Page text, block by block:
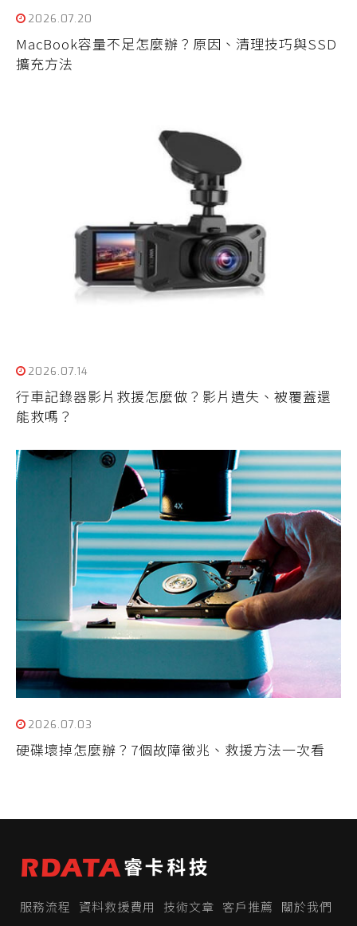
2026.07.20
MacBook容量不足怎麼辦？原因、清理技巧與SSD
擴充方法
2026.07.14
行車記錄器影片救援怎麼做？影片遺失、被覆蓋還
能救嗎？
2026.07.03
硬碟壞掉怎麼辦？7個故障徵兆、救援方法一次看
服務流程 資料救援費用 技術文章 客戶推薦
關於我們